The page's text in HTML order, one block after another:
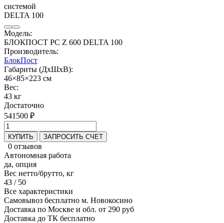
Модель:
БЛОКПОСТ PC Z 600 DELTA 100
Производитель:
БлокПост
Габариты (ДхШхВ):
46×85×223 см
Вес:
43 кг
Достаточно
541500 ₽
КУПИТЬ ЗАПРОСИТЬ СЧЕТ
0 отзывов
Автономная работа
да, опция
Вес нетто/брутто, кг
43 / 50
Все характеристики
Самовывоз бесплатно м. Новокосино
Доставка по Москве и обл. от 290 руб
Доставка до ТК бесплатно